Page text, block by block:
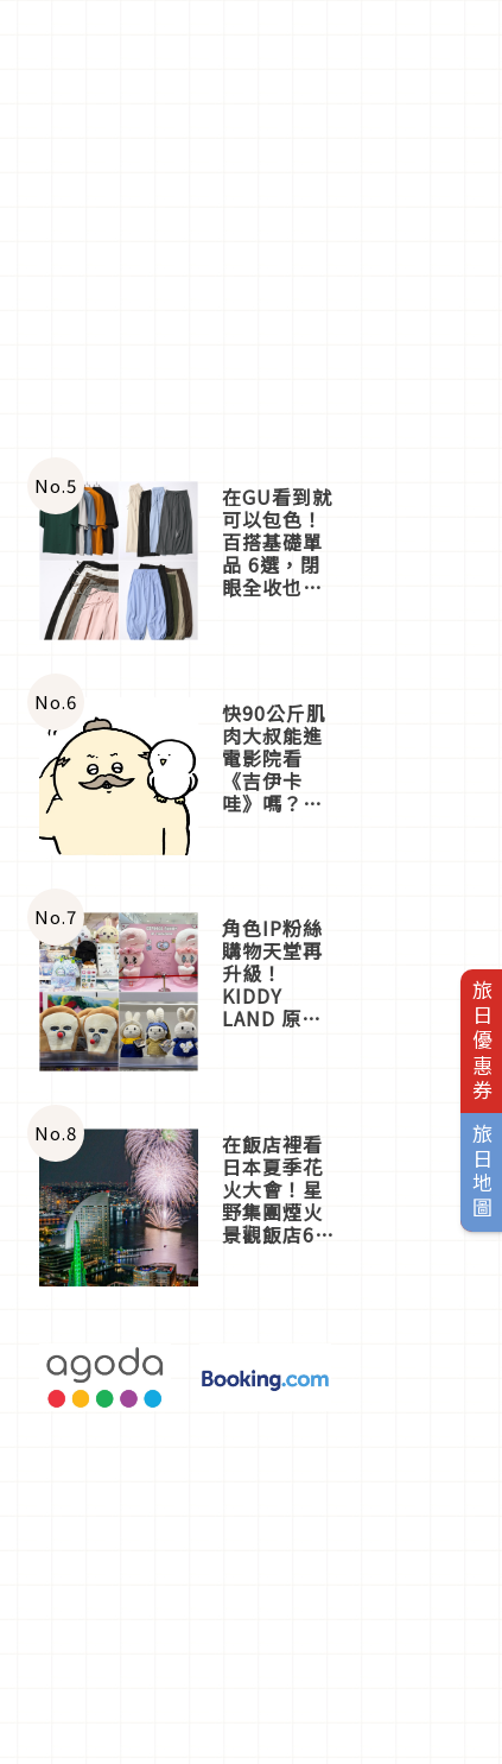
旅日優惠券
旅日地圖
No.5 在GU看到就
可以包色！
百搭基礎單
品 6選，閉
眼全收也不
No.6 快90公斤肌
肉大叔能進
電影院看
《吉伊卡
哇》嗎？日
一同給出了
答案
No.7 角色IP粉絲
購物天堂再
升級！
KIDDY
LAND 原宿
店3分即達
No.8 在飯店裡看
日本夏季花
火大會！星
野集團煙火
景觀飯店6